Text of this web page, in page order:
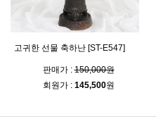
책상 위 품격 선물(서울.경기일부)
[ST-E556]
판매가 :180,000원
회원가 : 174,600원